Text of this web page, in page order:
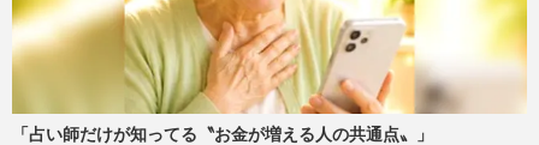
ソフトバンクホークス日本一の祝勝会リポ
ーターを務めたダレノガレ明美に「婚活に
来たんか」「最悪のリポー…
週刊女性PRIME
「占い師だけが知ってる〝お金が増える人の共通点〟」